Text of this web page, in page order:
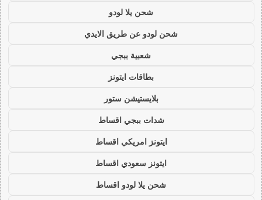
شحن يلا لودو
شحن لودو عن طريق الايدي
شعبية ببجي
بطاقات ايتونز
بلايستيشن ستور
شدات ببجي اقساط
ايتونز امريكي اقساط
ايتونز سعودي اقساط
شحن يلا لودو اقساط